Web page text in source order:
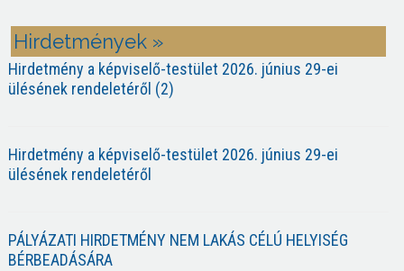
Hirdetmények »
Hirdetmény a képviselő-testület 2026. június 29-ei
ülésének rendeletéről (2)
Hirdetmény a képviselő-testület 2026. június 29-ei
ülésének rendeletéről
PÁLYÁZATI HIRDETMÉNY NEM LAKÁS CÉLÚ HELYISÉG
BÉRBEADÁSÁRA